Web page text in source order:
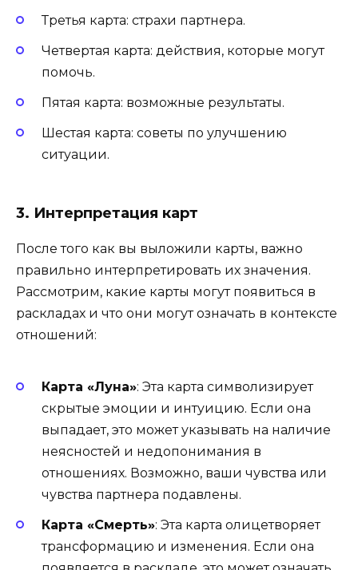
Третья карта: страхи партнера.
Четвертая карта: действия, которые могут
помочь.
Пятая карта: возможные результаты.
Шестая карта: советы по улучшению
ситуации.
3. Интерпретация карт
После того как вы выложили карты, важно
правильно интерпретировать их значения.
Рассмотрим, какие карты могут появиться в
раскладах и что они могут означать в контексте
отношений:
Карта «Луна»: Эта карта символизирует
скрытые эмоции и интуицию. Если она
выпадает, это может указывать на наличие
неясностей и недопонимания в
отношениях. Возможно, ваши чувства или
чувства партнера подавлены.
Карта «Смерть»: Эта карта олицетворяет
трансформацию и изменения. Если она